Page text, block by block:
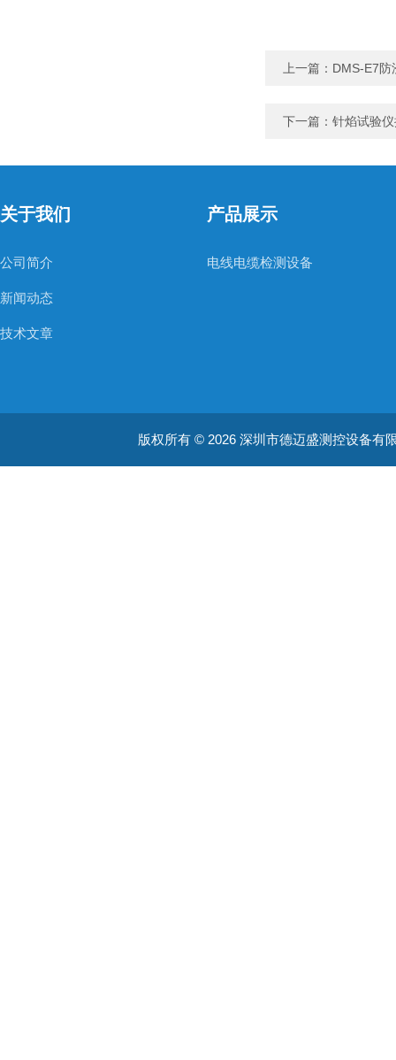
上一篇： DMS-E7防
下一篇： 针焰试验
关于我们
公司简介
新闻动态
技术文章
产品展示
电线电缆检测设备
版权所有 © 2026 深圳市德迈盛测控设备